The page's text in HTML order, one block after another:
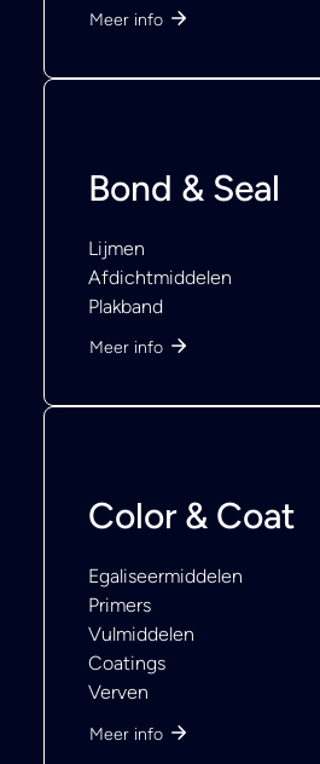
Meer info
Bond & Seal
Lijmen
Afdichtmiddelen
Plakband
Meer info
Color & Coat
Egaliseermiddelen
Primers
Vulmiddelen
Coatings
Verven
Meer info